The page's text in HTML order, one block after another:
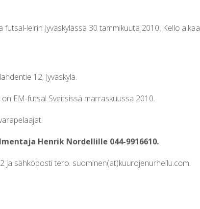
leirin Jyväskylässä 30 tammikuuta 2010. Kello alkaa
12, Jyväskylä.
EM-futsal Sveitsissä marraskuussa 2010.
Henrik Nordellille 044-9916610.
ja sähköposti tero. suominen(at)kuurojenurheilu.com.